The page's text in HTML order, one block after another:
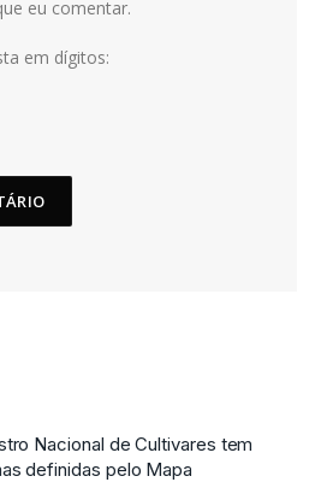
eu comentar.
em dígitos:
Nacional de Cultivares tem
definidas pelo Mapa